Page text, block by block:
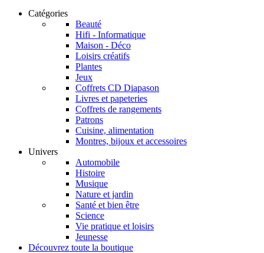
Catégories
Beauté
Hifi - Informatique
Maison - Déco
Loisirs créatifs
Plantes
Jeux
Coffrets CD Diapason
Livres et papeteries
Coffrets de rangements
Patrons
Cuisine, alimentation
Montres, bijoux et accessoires
Univers
Automobile
Histoire
Musique
Nature et jardin
Santé et bien être
Science
Vie pratique et loisirs
Jeunesse
Découvrez toute la boutique